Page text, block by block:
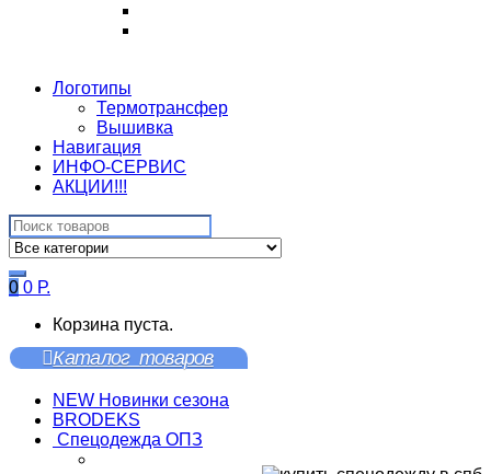
Логотипы
Термотрансфер
Вышивка
Навигация
ИНФО-СЕРВИС
АКЦИИ!!!
Search
for:
0 0 Р.
Корзина пуста.
Каталог товаров
NEW Новинки сезона
BRODEKS
Спецодежда ОПЗ